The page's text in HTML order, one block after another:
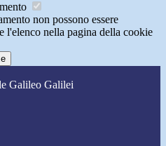
non possono essere
l'elenco nella pagina della cookie
Galileo Galilei